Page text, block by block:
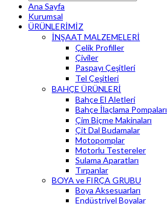
Ana Sayfa
Kurumsal
ÜRÜNLERİMİZ
İNŞAAT MALZEMELERİ
Çelik Profiller
Çiviler
Paspayı Çeşitleri
Tel Çeşitleri
BAHÇE ÜRÜNLERİ
Bahçe El Aletleri
Bahçe İlaçlama Pompaları
Çim Biçme Makinaları
Çit Dal Budamalar
Motopomplar
Motorlu Testereler
Sulama Aparatları
Tırpanlar
BOYA ve FIRÇA GRUBU
Boya Aksesuarları
Endüstriyel Boyalar